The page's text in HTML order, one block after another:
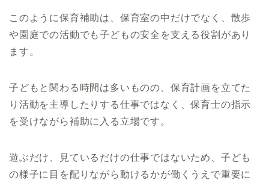
このように保育補助は、保育室の中だけでなく、散歩
や園庭での活動でも子どもの安全を支える役割があり
ます。
子どもと関わる時間は多いものの、保育計画を立てた
り活動を主導したりする仕事ではなく、保育士の指示
を受けながら補助に入る立場です。
遊ぶだけ、見ているだけの仕事ではないため、子ども
の様子に目を配りながら動けるかが働くうえで重要に